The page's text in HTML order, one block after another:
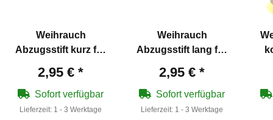
Weihrauch
Abzugsstift kurz für
Weihrauch
Artikelnummer 8906
2,95 € *
Sofort verfügbar
Lieferzeit: 1 - 3 Werktage
Weihrauch
Abzugsstift lang für
Weihrauch
Artikelnummer 8904
2,95 € *
Sofort verfügbar
Lieferzeit: 1 - 3 Werktage